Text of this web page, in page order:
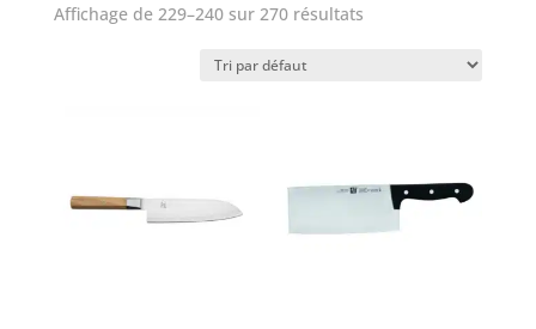
Affichage de 229–240 sur 270 résultats